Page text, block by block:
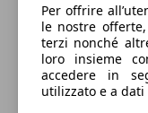
193 km/h
Velocità massima
Per offrire
le nostre
terzi nonché
loro insieme
accedere in
utilizzato e a